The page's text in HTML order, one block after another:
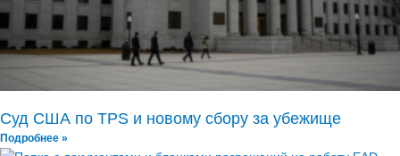
Суд США по TPS и новому сбору за убежище
Подробнее »